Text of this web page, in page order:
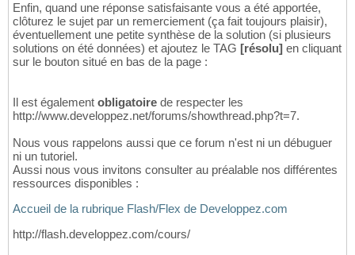
Enfin, quand une réponse satisfaisante vous a été apportée,
clôturez le sujet par un remerciement (ça fait toujours plaisir),
éventuellement une petite synthèse de la solution (si plusieurs
solutions on été données) et ajoutez le TAG [résolu] en cliquant
sur le bouton situé en bas de la page :
Il est également obligatoire de respecter les
http://www.developpez.net/forums/showthread.php?t=7.
Nous vous rappelons aussi que ce forum n'est ni un débuguer
ni un tutoriel.
Aussi nous vous invitons consulter au préalable nos différentes
ressources disponibles :
Accueil de la rubrique Flash/Flex de Developpez.com
http://flash.developpez.com/cours/